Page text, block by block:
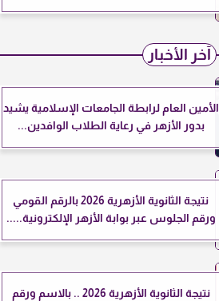
آخر الأخبار
الأمين العام لرابطة الجامعات الإسلامية يشيد
بدور الأزهر في رعاية الطلاب الوافدين...
نتيجة الثانوية الأزهرية 2026 بالرقم القومي
ورقم الجلوس عبر بوابة الأزهر الإلكترونية.....
نتيجة الثانوية الأزهرية 2026 .. بالاسم ورقم